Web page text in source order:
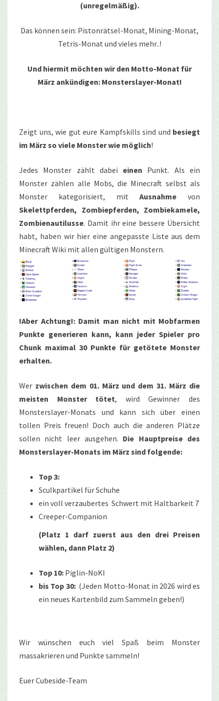
(unregelmäßig).
Das können sein: Pistonrätsel-Monat, Mining-Monat,
Tetris-Monat und vieles mehr..!
Und hiermit möchten wir den Motto-Monat für
März ankündigen: Monsterslayer-Monat!
Zeigt uns, wie gut eure Kampfskills sind und besiegt
im März so viele Monster wie möglich!
Jedes Monster zählt dabei einen Punkt. Als ein
Monster zählen alle Mobs, die Minecraft selbst als
Monster kategorisiert, mitAusnahme von
Skelettpferden, Zombiepferden, Zombiekamele,
Zombienautilusse. Damit ihr eine bessere Übersicht
habt, haben wir hier eine angepasste Liste aus dem
Minecraft Wiki mit allen gültigen Monstern.
!Aber Achtung!: Damit man nicht mit Mobfarmen
Punkte generieren kann, kann jeder Spieler pro
Chunk maximal 30 Punkte für getötete Monster
erhalten.
Wer zwischen dem 01. März und dem 31. März die
meisten Monster tötet, wird Gewinner des
Monsterslayer-Monats und kann sich über einen
tollen Preis freuen! Doch auch die anderen Plätze
sollen nicht leer ausgehen. Die Hauptpreise des
Monsterslayer-Monats im März sind folgende:
Top 3:
Sculkpartikel für Schuhe
ein voll verzaubertes Schwert mit Haltbarkeit 7
Creeper-Companion
(Platz 1 darf zuerst aus den drei Preisen
wählen, dann Platz 2)
Top 10: Piglin-NoKI
bis Top 30:(Jeden Motto-Monat in 2026 wird es
ein neues Kartenbild zum Sammeln geben!)
Wir wünschen euch viel Spaß beim Monster
massakrieren und Punkte sammeln!
Euer Cubeside-Team